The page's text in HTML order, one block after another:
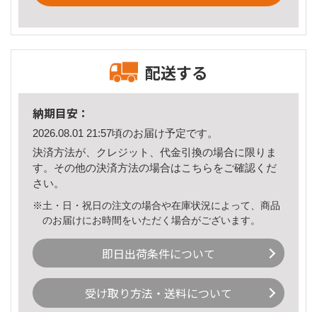
配送する
納期目安：
2026.08.01 21:57頃のお届け予定です。
決済方法が、クレジット、代金引換の場合に限りま
す。その他の決済方法の場合はこちら をご確認くだ
さい。
※土・日・祝日の注文の場合や在庫状況によって、商品
のお届けにお時間をいただく場合がございます。
即日出荷条件について
受け取り方法・送料について